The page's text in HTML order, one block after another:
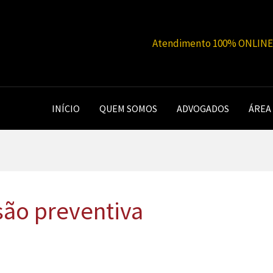
Atendimento 100%
INÍCIO QUEM SOMOS ADVOGADOS
preventiva